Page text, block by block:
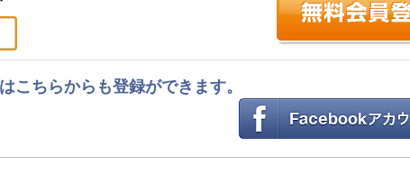
ちらからも登録ができます。